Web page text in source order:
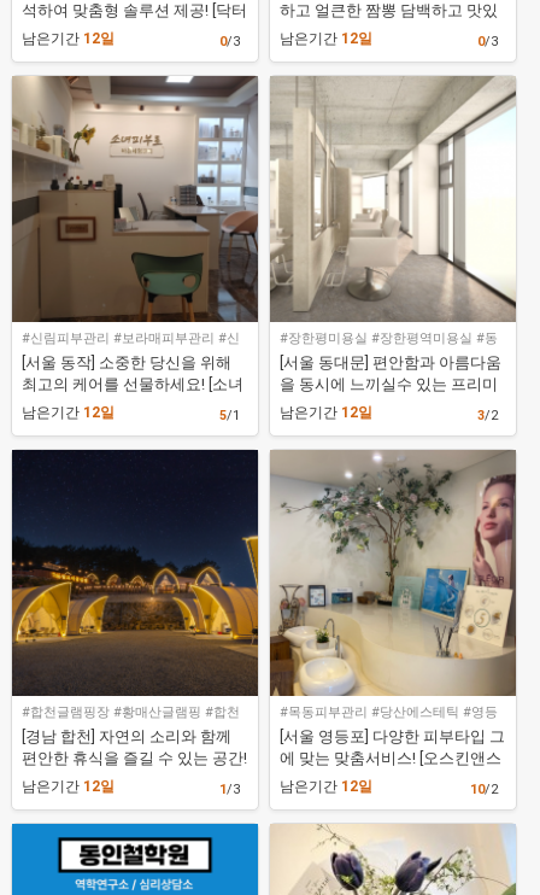
석하여 맞춤형 솔루션 제공! [닥터
모락 김포풍무점]
남은기간 12일 0/3
하고 얼큰한 짬뽕 담백하고 맛있
는 짜장 맛보세요! [율짬뽕]
남은기간 12일 0/3
#신림피부관리 #보라매피부관리 #신
림역피부관리 #소녀피부로
[서울 동작] 소중한 당신을 위해
최고의 케어를 선물하세요! [소녀
피부로]
남은기간 12일 5/1
#장한평미용실 #장한평역미용실 #동
대문미용실 #장안동미용실 #도아살롱
장안점
[서울 동대문] 편안함과 아름다움
을 동시에 느끼실수 있는 프리미
엄 미용실! [도아살롱 장안점]
남은기간 12일 3/2
#합천글램핑장 #황매산글램핑 #합천
가볼만한곳 #별보다글램핑
[경남 합천] 자연의 소리와 함께
편안한 휴식을 즐길 수 있는 공간!
[별보다글램핑]
남은기간 12일 1/3
#목동피부관리 #당산에스테틱 #영등
포윤곽관리 #오스킨앤스파
[서울 영등포] 다양한 피부타입 그
에 맞는 맞춤서비스! [오스킨앤스
파]
남은기간 12일 10/2